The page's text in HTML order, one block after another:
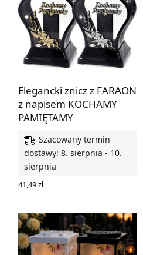
Elegancki znicz z FARAON
z napisem KOCHAMY
PAMIĘTAMY
Szacowany termin
dostawy: 8. sierpnia - 10.
sierpnia
41,49zł